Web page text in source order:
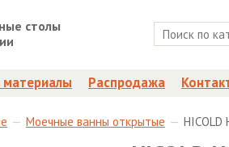
столы
материалы Распродажа
Моечные ванны открытые